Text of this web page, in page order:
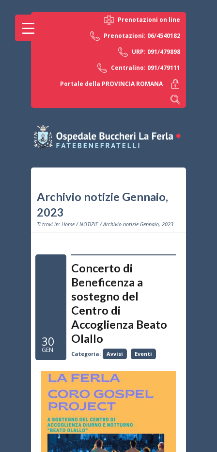
Prenotazioni on line
Prenotazioni: 06/4540182
URP: 091/479898
Centralino: 091/479111
Portale della PROVINCIA ROMANA
Archivio notizie Gennaio,
2023
Ti trovi in: Home /NOTIZIE / Archivio notizie Gennaio, 2023
30
GEN
Concerto di
Beneficenza a
sostegno del
Centro di
Accoglienza Beato
Olallo
Categoria: Avvisi Eventi